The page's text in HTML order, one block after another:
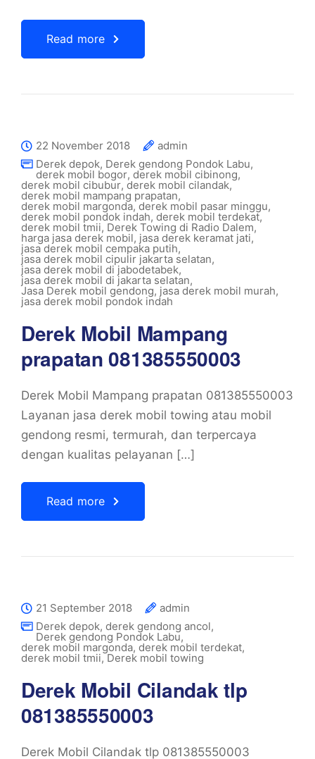
Read more
22 November 2018
admin
Derek depok, Derek gendong Pondok Labu,
derek mobil bogor, derek mobil cibinong,
derek mobil cibubur, derek mobil cilandak,
derek mobil mampang prapatan,
derek mobil margonda,derek mobil pasar minggu,
derek mobil pondok indah, derek mobil terdekat,
derek mobil tmii, Derek Towing di Radio Dalem,
harga jasa derek mobil, jasa derek keramat jati,
jasa derek mobil cempaka putih,
jasa derek mobil cipulir jakarta selatan,
jasa derek mobil di jabodetabek,
jasa derek mobil di jakarta selatan,
Jasa Derek mobil gendong, jasa derek mobil murah,
jasa derek mobil pondok indah
Derek Mobil Mampang
prapatan 081385550003
Derek Mobil Mampang prapatan 081385550003
Layanan jasa derek mobil towing atau mobil
gendong resmi, termurah, dan terpercaya
dengan kualitas pelayanan […]
Read more
21 September 2018
admin
Derek depok, derek gendong ancol,
Derek gendong Pondok Labu,
derek mobil margonda, derek mobil terdekat,
derek mobil tmii,Derek mobil towing
Derek Mobil Cilandak tlp
081385550003
Derek Mobil Cilandak tlp 081385550003